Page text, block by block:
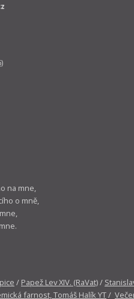
na mne,
o mně,
/ Papež Lev XIV. (RaVat)/
farnost, Tomáš Halík YT/